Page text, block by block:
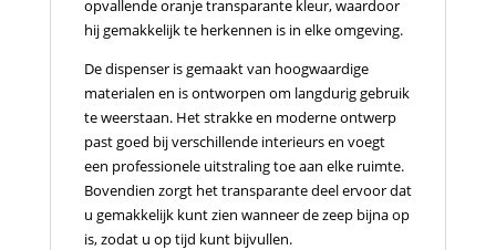
opvallende oranje transparante kleur, waardoor
hij gemakkelijk te herkennen is in elke omgeving.
De dispenser is gemaakt van hoogwaardige
materialen en is ontworpen om langdurig gebruik
te weerstaan. Het strakke en moderne ontwerp
past goed bij verschillende interieurs en voegt
een professionele uitstraling toe aan elke ruimte.
Bovendien zorgt het transparante deel ervoor dat
u gemakkelijk kunt zien wanneer de zeep bijna op
is, zodat u op tijd kunt bijvullen.